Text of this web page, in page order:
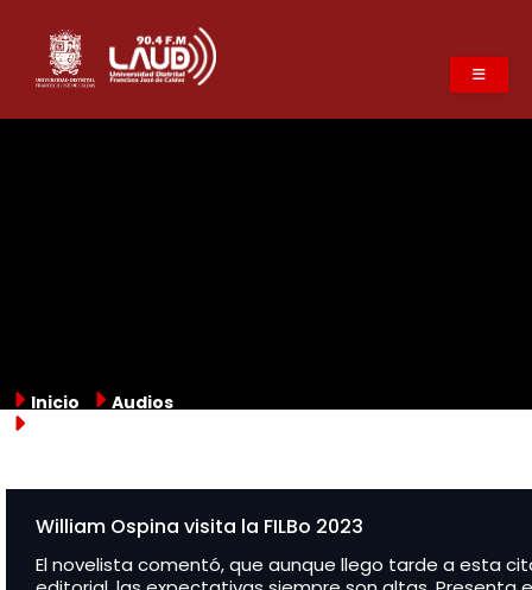
contenido
principal
Inicio
Audios
William Ospina visita la FILBo 2023
El novelista comentó, que aunque llego tarde a esta